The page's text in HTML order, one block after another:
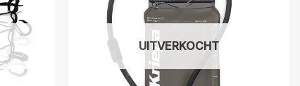
UITVERKOCHT